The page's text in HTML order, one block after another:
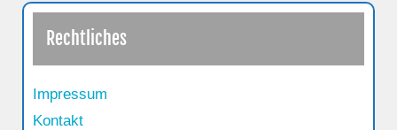
Rechtliches
Impressum
Kontakt